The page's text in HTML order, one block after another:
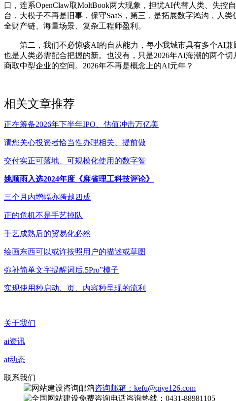
口，连系OpenClaw取MoltBook两大现象，担忧AI代替人类、失控
台，大模子不再是旧事，保守SaaS，第三，是拓展数字鸿沟，人
全财产链、海量场景、复杂工程师盈利。
第二，我们不必惊骇AI的自从能力，每小我城市具有多个AI兼
也是人类必需配合把握的新。也没有，只是2026年AI海潮的两个
商取中型企业的空间。2026年不再是概念上的AI元年？
相关文章推荐
正在筹备2026年下半年IPO、估值冲击万亿美
请您关心投资者恰当性办理相关、提前做
交付实正可落地、可规模化使用的数字智
姚顺雨入选2024年度《麻省理工科技评论》
三个月内增幅亦跨越四成
正的危机不是手艺掉队
手艺成熟后的贸易化必然
绘画东西可以或许按照用户的描述或草图
弥补简单文字提醒词后.5Pro”模子
实现使用秒启动、页、内容秒呈现的流利
关于我们
ai资讯
ai动态
联系我们
咨询邮箱：kefu@qiye126.com
咨询热线：0431-88981105